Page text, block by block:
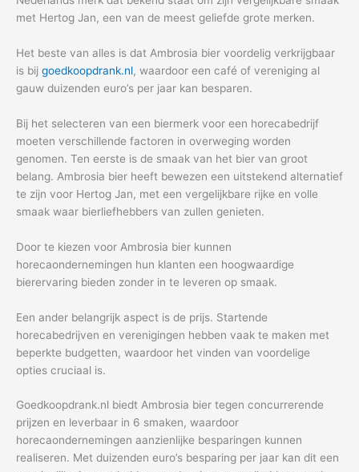
met Hertog Jan, een van de meest geliefde grote merken.
Het beste van alles is dat Ambrosia bier voordelig verkrijgbaar
is bij goedkoopdrank.nl, waardoor een café of vereniging al
gauw duizenden euro’s per jaar kan besparen.
Bij het selecteren van een biermerk voor een horecabedrijf
moeten verschillende factoren in overweging worden
genomen. Ten eerste is de smaak van het bier van groot
belang. Ambrosia bier heeft bewezen een uitstekend alternatief
te zijn voor Hertog Jan, met een vergelijkbare rijke en volle
smaak waar bierliefhebbers van zullen genieten.
Door te kiezen voor Ambrosia bier kunnen
horecaondernemingen hun klanten een hoogwaardige
bierervaring bieden zonder in te leveren op smaak.
Een ander belangrijk aspect is de prijs. Startende
horecabedrijven en verenigingen hebben vaak te maken met
beperkte budgetten, waardoor het vinden van voordelige
opties cruciaal is.
Goedkoopdrank.nl biedt Ambrosia bier tegen concurrerende
prijzen en leverbaar in 6 smaken, waardoor
horecaondernemingen aanzienlijke besparingen kunnen
realiseren. Met duizenden euro’s besparing per jaar kan dit een